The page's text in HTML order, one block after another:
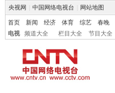
央视网 中国网络电视台 网站地图
首页 新闻 经济 体育 综艺 春晚
电视
频道大全 栏目大全 节目大全